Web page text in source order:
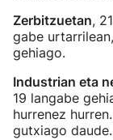
Zerbitzuetan,
gabe
gehiago.
Industrian eta
19 langabe
hurrenez hurren.
gutxiago daude.